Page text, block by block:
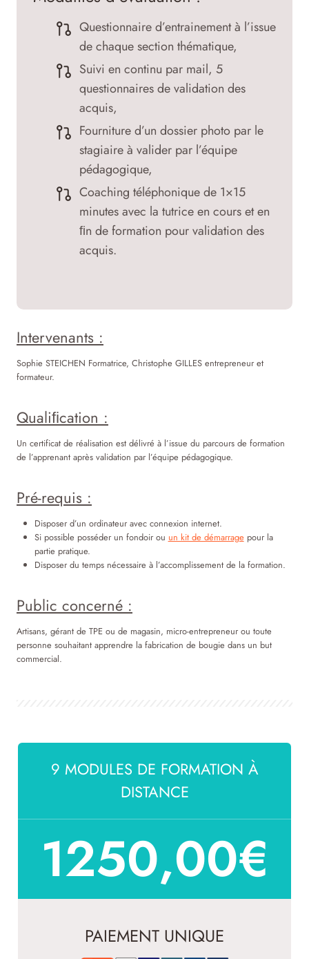
Questionnaire d’entrainement à l’issue
de chaque section thématique,
Suivi en continu par mail, 5
questionnaires de validation des
acquis,
Fourniture d’un dossier photo par le
stagiaire à valider par l’équipe
pédagogique,
Coaching téléphonique de 1×15
minutes avec la tutrice en cours et en
ﬁn de formation pour validation des
acquis.
Intervenants :
Sophie STEICHEN Formatrice, Christophe GILLES entrepreneur et
formateur.
Qualiﬁcation :
Un certificat de réalisation est délivré à l’issue du parcours de formation
de l’apprenant après validation par l’équipe pédagogique.
Pré-requis :
Disposer d’un ordinateur avec connexion internet.
Si possible posséder un fondoir ou un kit de démarrage pour la
partie pratique.
Disposer du temps nécessaire à l’accomplissement de la formation.
Public concerné :
Artisans, gérant de TPE ou de magasin, micro-entrepreneur ou toute
personne souhaitant apprendre la fabrication de bougie dans un but
commercial.
9 MODULES DE FORMATION À
DISTANCE
1250,00€
PAIEMENT UNIQUE